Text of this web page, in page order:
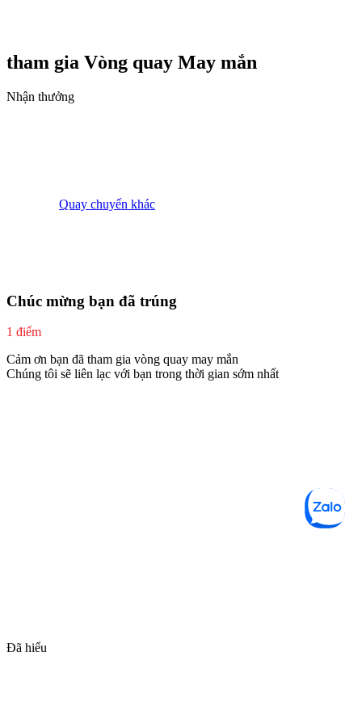
tham gia Vòng quay May mắn
Nhận thưởng
Quay chuyến khác
Chúc mừng bạn đã trúng
1 điểm
Cảm ơn bạn đã tham gia vòng quay may mắn
Chúng tôi sẽ liên lạc với bạn trong thời gian sớm nhất
Đã hiểu